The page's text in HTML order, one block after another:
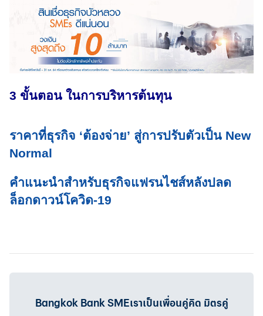
3 ขั้นตอน ในการบริหารต้นทุน
ราคาที่ธุรกิจ ‘ต้องจ่าย’ สู่การปรับตัวเป็น New
Normal
คำแนะนำสำหรับธุรกิจแฟรนไชส์หลังปลด
ล็อกดาวน์โควิด-19
Bangkok Bank SMEเราเป็นเพื่อนคู่คิด มิตรคู่